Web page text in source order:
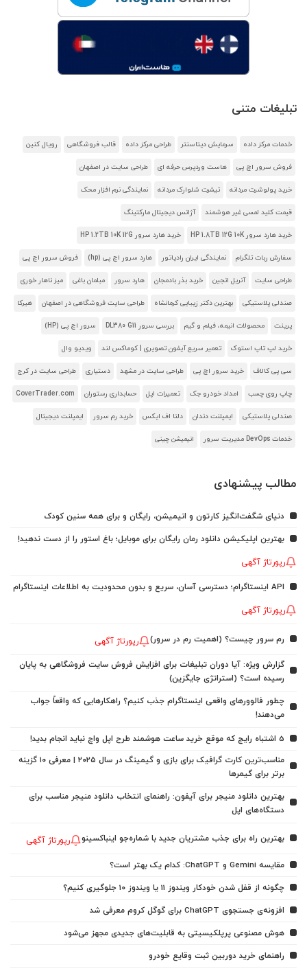
تبلیغات متنی
خدمات مرکز داده سرمایش دیتاسنتر طراحی مرکز داده قالب فروشگاهی رویال کنین
فروش سرور اچ پی هاست وردپرس حرفه ای طراحی سایت در اصفهان
خرید پولوشرت مردانه تیشرت شلوارک مردانه نمایندگی نرم افزار محک
قیمت کلید لمسی غیر هوشمند آژانس دیجیتال مارکتینگ
خرید هارد سرور HP 1.8TB 12G 10K خرید هارد سرور HP 1.2TB 10K 12G
سفارش ربات تلگرام نمایندگی ایران رادیاتور هارد سرور اچ پی (hp) فروش سرور اچ پی
طراحی سایت آنریل انجین خرید بذر بادمجان هارد سرور مبلمان باغی میز ناهار خوری
صندلی پلاستیکی بهترین دکتر زیبایی کرمانشاه طراحی سایت فروشگاهی در اصفهان هیرکا
پرینت محصولات انیمه، فیلم و گیم بررسی سرور DL380 G11 سرور اچ پی (HP)
خرید لپ تاپ استوک تعمیر سریع آیفون تصویری | کوماکس لند ویدیو وال
سی پی کالاف خرید سرور اچ پی طراحی سایت در مشهد دستیاری طراحی سایت در کرج
چاپ روی چسب امداد خودرو جک تعمیرات اپل حسابداری رستوران CoverTrader.com
صندلی پلاستیکی ایمپلنت دندان دلتا اف ایکس خرید رم سرور ایمپلنت دیجیتال
خدمات DevOps مدیریت سرور انیمیشن چینی
مطالب پیشنهادی
دنیای شگفت‌انگیز کارتون و انیمیشن، رایگان و برای همه سنین کودک
بهترین اپلیکیشن دانلود رمان رایگان برای موبایل؛ باغ استور را از دست ندهید!
رپورتاژ آگهی
API اینستاگرام؛ دسترسی آسان، سریع و بدون محدودیت به اطلاعات اینستاگرام
رپورتاژ آگهی
رم سرور چیست؟ (اهمیت رم در سرور) رپورتاژ آگهی
گزارش ویژه: آیا دوران تبلیغات برای افزایش فروش سایت فروشگاهی به پایان
رسیده است؟ (استراتژی جایگزین)
چطور فالوورهای واقعی اینستاگرام جذب کنیم؟ راهکارهایی که واقعاً جواب
می‌دهند!
5 اشتباه رایج که موقع خرید ساعت هوشمند طرح اپل واچ نباید انجام بدید!
مناسب‌ترین کارت گرافیک برای بازی و گیمینگ در سال ۲۰۲۵ | معرفی ۱۰ گزینه
برتر برای گیمرها
بهترین دانلود منیجر برای آیفون: راهنمای انتخاب دانلود منیجر مناسب برای
دستگاه‌های اپل
بهترین راه برای جذب مشتریان جدید با شماره‌جو اینباکسینو رپورتاژ آگهی
مقایسه Gemini و ChatGPT: کدام یک بهتر است؟
چگونه از قفل شدن خودکار ویندوز 11 یا ویندوز 10 جلوگیری کنیم؟
افزونه‌ی جستجوی ChatGPT برای گوگل کروم معرفی شد
هوش مصنوعی پرپلکیسیتی به قابلیت‌های جدیدی مجهز می‌شود
راهنمای خرید دوربین ثبت وقایع خودرو